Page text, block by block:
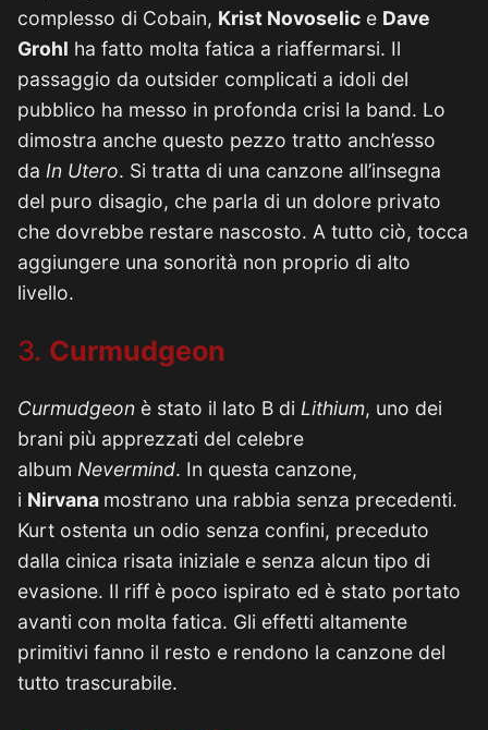
complesso di Cobain, Krist Novoselic e Dave
Grohl ha fatto molta fatica a riaffermarsi. Il
passaggio da outsider complicati a idoli del
pubblico ha messo in profonda crisi la band. Lo
dimostra anche questo pezzo tratto anch’esso
da In Utero. Si tratta di una canzone all’insegna
del puro disagio, che parla di un dolore privato
che dovrebbe restare nascosto. A tutto ciò, tocca
aggiungere una sonorità non proprio di alto
livello.
3. Curmudgeon
Curmudgeon è stato il lato B di Lithium, uno dei
brani più apprezzati del celebre
album Nevermind. In questa canzone,
i Nirvana mostrano una rabbia senza precedenti.
Kurt ostenta un odio senza confini, preceduto
dalla cinica risata iniziale e senza alcun tipo di
evasione. Il riff è poco ispirato ed è stato portato
avanti con molta fatica. Gli effetti altamente
primitivi fanno il resto e rendono la canzone del
tutto trascurabile.